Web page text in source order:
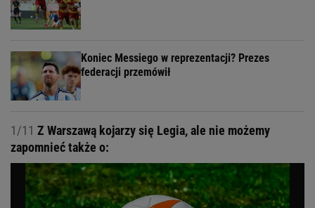
Koniec Messiego w reprezentacji? Prezes
federacji przemówił
1/11 Z Warszawą kojarzy się Legia, ale nie możemy
zapomnieć także o: